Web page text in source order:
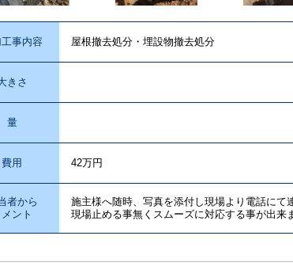
事内容 屋根撤去処分・埋設物撤去処分
きさ
量
費用 42万円
者から
ント
施主様へ随時、写真を添付し現場より電話にて
現場止める事無くスムーズに対応する事が出来